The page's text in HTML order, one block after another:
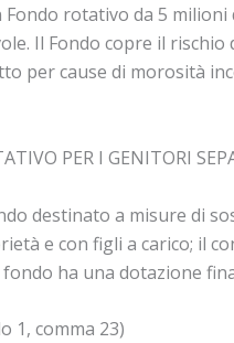
Fondo rotativo da 5
Il Fondo copre il
per cause di morosità
PER I GENITORI
destinato a misure di
e con figli a carico; il
ha una dotazione
1, comma 23)